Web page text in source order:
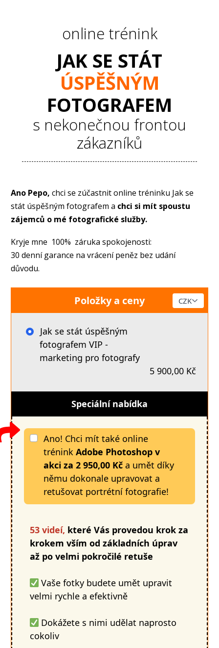
online trénink
JAK SE STÁT
ÚSPĚŠNÝM
FOTOGRAFEM
s nekonečnou frontou
zákazníků
Ano Pepo, chci se zúčastnit online tréninku Jak se
stát úspěšným fotografem a chci si mít spoustu
zájemců o mé fotografické služby.
Kryje mne 100% záruka spokojenosti:
30 denní garance na vrácení peněz bez udání
důvodu.
Položky a ceny
Jak se stát úspěšným
fotografem VIP -
marketing pro fotografy
5 900,00 Kč
Speciální nabídka
Ano! Chci mít také online
tréninkAdobe Photoshop v
akci za2 950,00 Kč a umět díky
němu dokonale upravovat a
retušovat portrétní fotografie!
53 videí, které Vás provedou krok za
krokem vším od základních úprav
až po velmi pokročilé retuše
Vaše fotky budete umět upravit
velmi rychle a efektivně
Dokážete s nimi udělat naprosto
cokoliv